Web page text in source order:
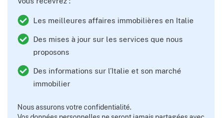
Les meilleures affaires immobilières en Italie
Des mises à jour sur les services que nous
proposons
Des informations sur l’Italie et son marché
immobilier
Nous assurons votre confidentialité.